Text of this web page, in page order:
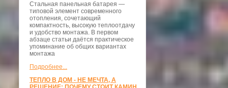
Стальная панельная батарея —
типовой элемент современного
отопления, сочетающий
компактность, высокую теплоотдачу
и удобство монтажа. В первом
абзаце статьи даётся практическое
упоминание об общих вариантах
монтажа
Подробнее...
ТЕПЛО В ДОМ - НЕ МЕЧТА, А